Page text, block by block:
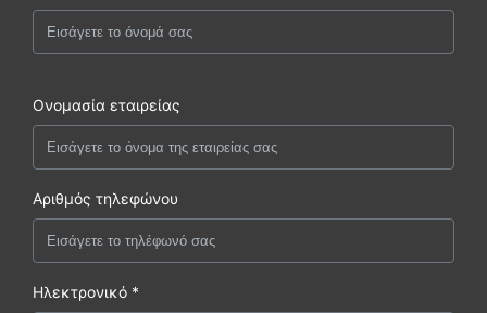
Ονομασία εταιρείας
Αριθμός τηλεφώνου
Ηλεκτρονικό *